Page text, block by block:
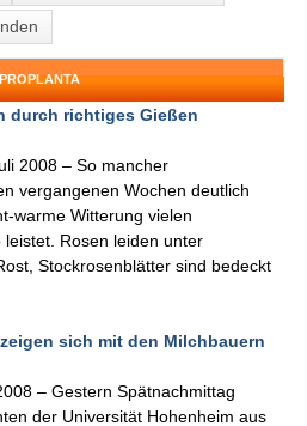
durch richtiges Gießen
2008 – So mancher
vergangenen Wochen deutlich
warme Witterung vielen
Rosen leiden unter
Stockrosenblätter sind bedeckt
sich mit den Milchbauern
– Gestern Spätnachmittag
der Universität Hohenheim aus